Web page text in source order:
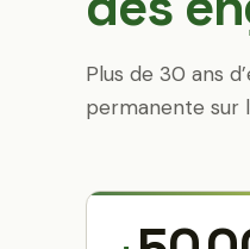
Plus de 30 ans
permanente sur